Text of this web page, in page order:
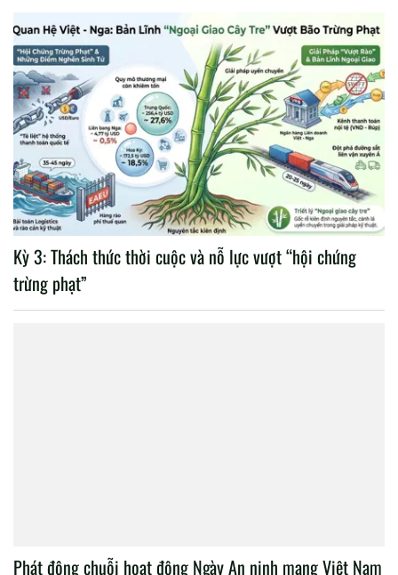
Kỳ 3: Thách thức thời cuộc và nỗ lực vượt “hội chứng
trừng phạt”
Phát động chuỗi hoạt động Ngày An ninh mạng Việt Nam